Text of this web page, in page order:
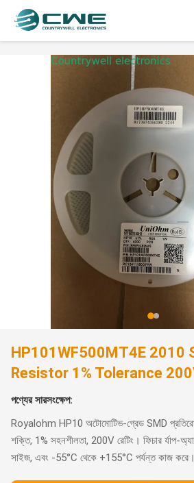
HP101WF500MT4E 2010
Resistor 1% Tolerance 200V
পণ্যের সারসংক্ষেপ:
Royalohm HP10 অটোমোটিভ-গ্রেড SMD
শক্তি, 1% সহনশীলতা, 200V রেটিং। ফিচার র্যাপ-
সাইজ, এবং -55°C থেকে +155°C পর্যন্ত কাজ করে।